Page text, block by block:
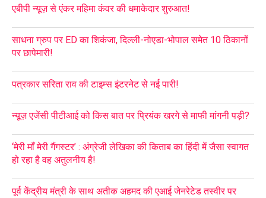
एबीपी न्यूज़ से एंकर महिमा कंवर की धमाकेदार शुरुआत!
साधना ग्रुप पर ED का शिकंजा, दिल्ली-नोएडा-भोपाल समेत 10 ठिकानों
पर छापेमारी!
पत्रकार सरिता राव की टाइम्स इंटरनेट से नई पारी!
न्यूज़ एजेंसी पीटीआई को किस बात पर प्रियंक खरगे से माफी मांगनी पड़ी?
‘मेरी माँ मेरी गैंगस्टर’ : अंग्रेजी लेखिका की किताब का हिंदी में जैसा स्वागत
हो रहा है वह अतुलनीय है!
पूर्व केंद्रीय मंत्री के साथ अतीक अहमद की एआई जेनरेटेड तस्वीर पर